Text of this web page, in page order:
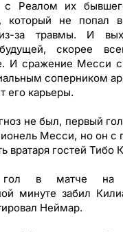
с Реалом их
который не попал
за травмы. И
скорее
И сражение Месси
соперником
его карьеры.
не был, первый
Месси, но он с
вратаря гостей Тибо
гол в матче на
минуте забил
Неймар.